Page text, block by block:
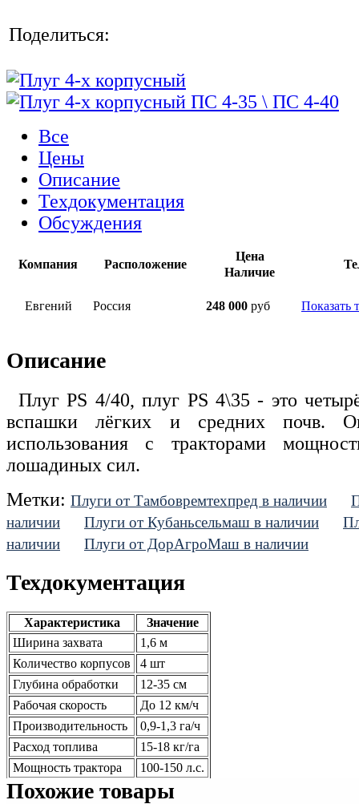
Поделиться:
Все
Цены
Описание
Техдокументация
Обсуждения
Компания Расположение
Цена
Наличие
Евгений Россия 248 000 руб Показать
Описание
Плуг PS 4/40, плуг PS 4\35 - это
вспашки лёгких и средних почв.
использования с тракторами
лошадиных сил.
Метки: Плуги от Тамбовремтехпред в наличии
наличии
Плуги от Кубаньсельмаш в наличии
наличии
Плуги от ДорАгроМаш в наличии
Техдокументация
Характеристика
Значение
Ширина захвата
1,6 м
Количество корпусов
4 шт
Глубина обработки
12-35 см
Рабочая скорость
До 12 км/ч
Производительность
0,9-1,3 га/ч
Расход топлива
15-18 кг/га
Мощность трактора
100-150 л.с.
Похожие товары